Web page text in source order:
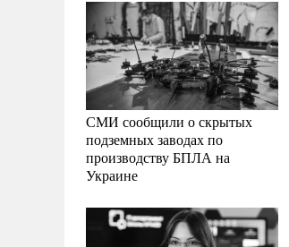
СМИ сообщили о скрытых
подземных заводах по
производству БПЛА на
Украине